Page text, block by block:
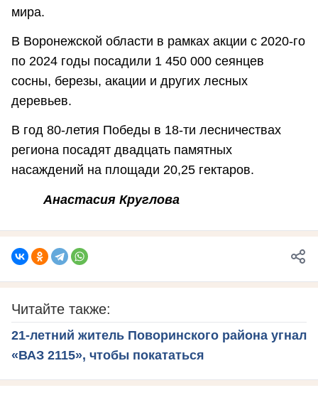
мира.
В Воронежской области в рамках акции с 2020-го
по 2024 годы посадили 1 450 000 сеянцев
сосны, березы, акации и других лесных
деревьев.
В год 80-летия Победы в 18-ти лесничествах
региона посадят двадцать памятных
насаждений на площади 20,25 гектаров.
Анастасия Круглова
Читайте также:
21-летний житель Поворинского района угнал
«ВАЗ 2115», чтобы покататься